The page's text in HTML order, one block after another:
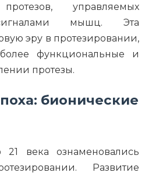
управляемых
мышц. Эта
эру в протезировании,
более функциональные и
протезы.
бионические
века ознаменовались
Развитие